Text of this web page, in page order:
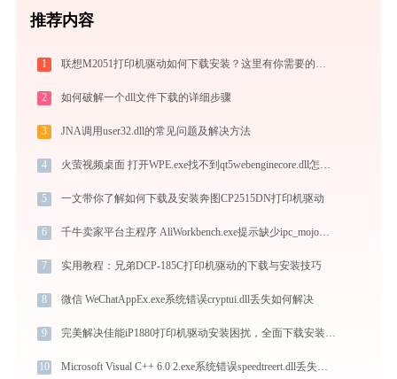
推荐内容
1 联想M2051打印机驱动如何下载安装？这里有你需要的所有信息
2 如何破解一个dll文件下载的详细步骤
3 JNA调用user32.dll的常见问题及解决方法
4 火萤视频桌面 打开WPE.exe找不到qt5webenginecore.dll怎么办
5 一文带你了解如何下载及安装奔图CP2515DN打印机驱动
6 千牛卖家平台主程序 AliWorkbench.exe提示缺少ipc_mojom_shared.dll文件的解决办法
7 实用教程：兄弟DCP-185C打印机驱动的下载与安装技巧
8 微信 WeChatAppEx.exe系统错误cryptui.dll丢失如何解决
9 完美解决佳能iP1880打印机驱动安装困扰，全面下载安装教程
10 Microsoft Visual C++ 6.0 2.exe系统错误speedtreert.dll丢失如何解决